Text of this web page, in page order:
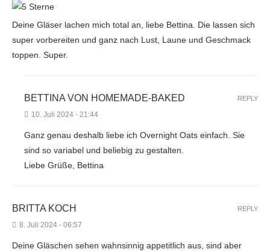
Deine Gläser lachen mich total an, liebe Bettina. Die lassen sich
super vorbereiten und ganz nach Lust, Laune und Geschmack
toppen. Super.
BETTINA VON HOMEMADE-BAKED
10. Juli 2024 - 21:44
Ganz genau deshalb liebe ich Overnight Oats einfach. Sie
sind so variabel und beliebig zu gestalten.
Liebe Grüße, Bettina
REPLY
BRITTA KOCH
8. Juli 2024 - 06:57
Deine Gläschen sehen wahnsinnig appetitlich aus, sind aber
REPLY